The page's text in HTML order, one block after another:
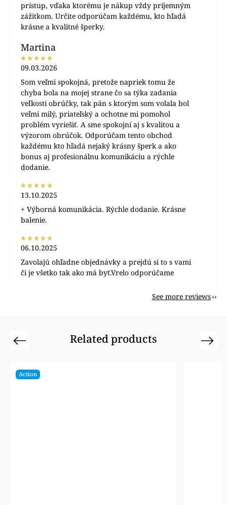
prístup, vďaka ktorému je nákup vždy príjemným
zážitkom. Určite odporúčam každému, kto hľadá
krásne a kvalitné šperky.
Martina
09.03.2026
Som veľmi spokojná, pretože napriek tomu že
chyba bola na mojej strane čo sa týka zadania
veľkosti obrúčky, tak pán s ktorým som volala bol
veľmi milý, priateľský a ochotne mi pomohol
problém vyriešiť. A sme spokojní aj s kvalitou a
výzorom obrúčok. Odporúčam tento obchod
každému kto hľadá nejaký krásny šperk a ako
bonus aj profesionálnu komunikáciu a rýchle
dodanie.
13.10.2025
+ Výborná komunikácia. Rýchle dodanie. Krásne
balenie.
06.10.2025
Zavolajú ohľadne objednávky a prejdú si to s vami
či je všetko tak ako má byť.Vrelo odporúčame
See more reviews
Related products
Previous Next